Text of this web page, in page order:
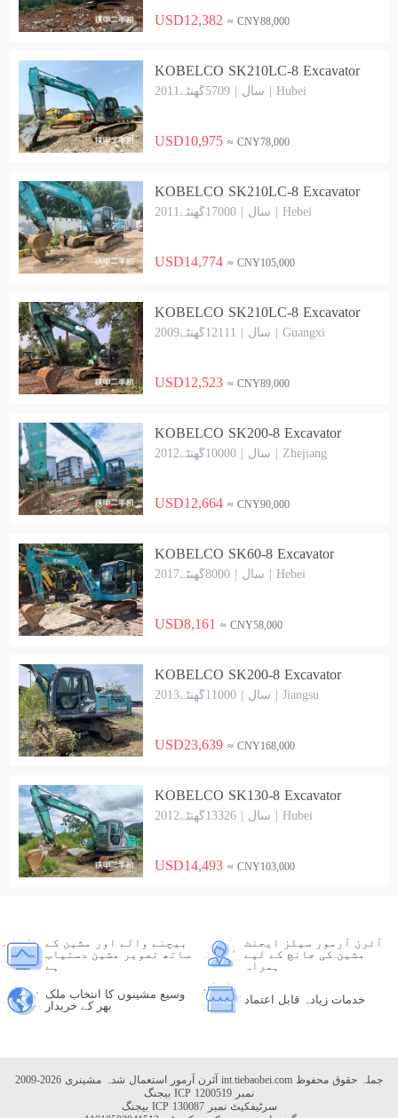
USD12,382 ≈ CNY88,000
KOBELCO SK210LC-8 Excavator
2011سال | 5709گھنٹے | Hubei
USD10,975 ≈ CNY78,000
KOBELCO SK210LC-8 Excavator
2011سال | 17000گھنٹے | Hebei
USD14,774 ≈ CNY105,000
KOBELCO SK210LC-8 Excavator
2009سال | 12111گھنٹے | Guangxi
USD12,523 ≈ CNY89,000
KOBELCO SK200-8 Excavator
2012سال | 10000گھنٹے | Zhejiang
USD12,664 ≈ CNY90,000
KOBELCO SK60-8 Excavator
2017سال | 8000گھنٹے | Hebei
USD8,161 ≈ CNY58,000
KOBELCO SK200-8 Excavator
2013سال | 11000گھنٹے | Jiangsu
USD23,639 ≈ CNY168,000
KOBELCO SK130-8 Excavator
2012سال | 13326گھنٹے | Hubei
USD14,493 ≈ CNY103,000
بیچنے والے اور مشین کے
ساتھ تصویر مشین دستیاب
ہے
آئرن آرمور سیلز ایجنٹ
مشین کی جانچ کے لیے
ہمراہ
وسیع مشینوں کا انتخاب ملک
بھر کے خریدار
خدمات زیادہ قابل اعتماد
int.tiebaobei.com جملہ حقوق محفوظ
بیجنگ ICP نمبر 1200519
بیجنگ ICP سرٹیفکیٹ نمبر 130087